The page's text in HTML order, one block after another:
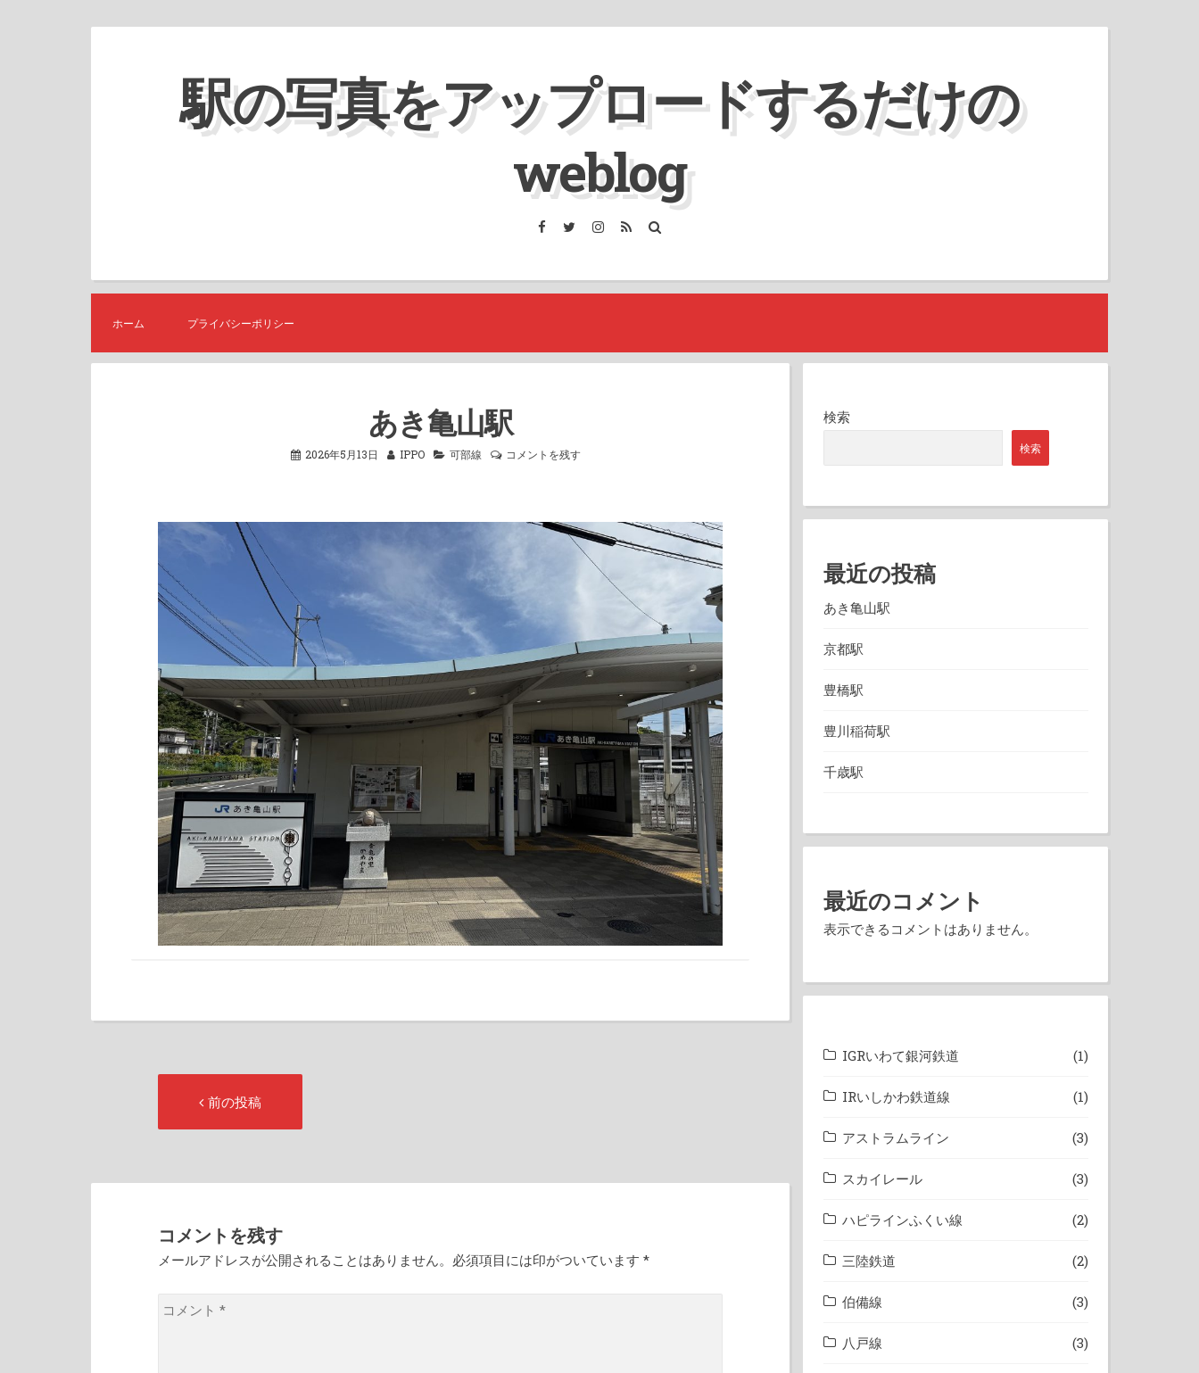
プ
駅の写真をアップロードするだけの
weblog
Facebook
TwitterInstagram
RSS
ホーム プライバシーポリシー
あき亀山駅
2026年5月13日 IPPO 可部線 コメントを残す
ー
シ
ョ
ン
前の投稿
コメントを残す
メールアドレスが公開されることはありません。必須項目には印がついています *
コ
検索
検索
最近の投稿
あき亀山駅
京都駅
豊橋駅
豊川稲荷駅
千歳駅
最近のコメント
表示できるコメントはありません。
IGRいわて銀河鉄道 (1)
IRいしかわ鉄道線 (1)
アストラムライン (3)
スカイレール (3)
ハピラインふくい線 (2)
三陸鉄道 (2)
伯備線 (3)
八戸線 (3)